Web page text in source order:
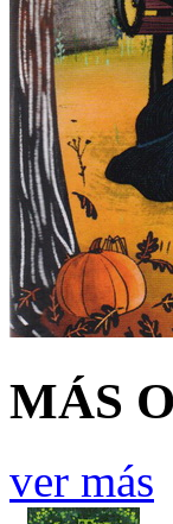
MÁS
ver más